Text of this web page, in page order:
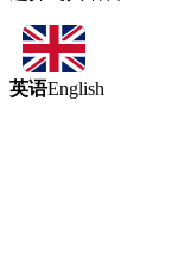
英语English